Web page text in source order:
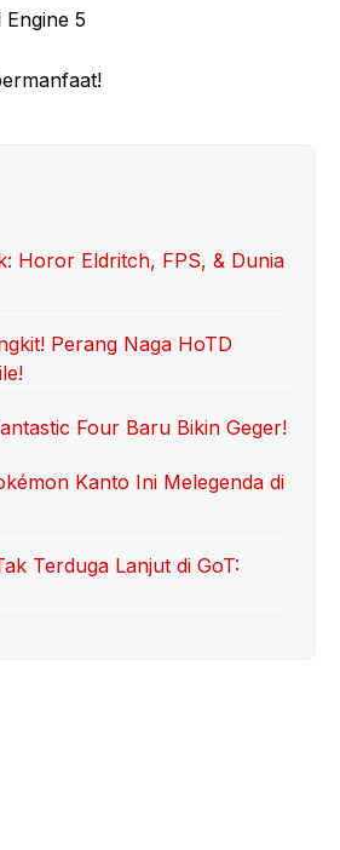
5
Horor Eldritch, FPS, & Dunia
Perang Naga HoTD
Four Baru Bikin Geger!
Kanto Ini Melegenda di
Terduga Lanjut di GoT: